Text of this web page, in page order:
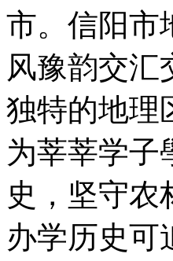
市。信阳市
风豫韵交汇
独特的地理
为莘莘学子
史，坚守农
办学历史可